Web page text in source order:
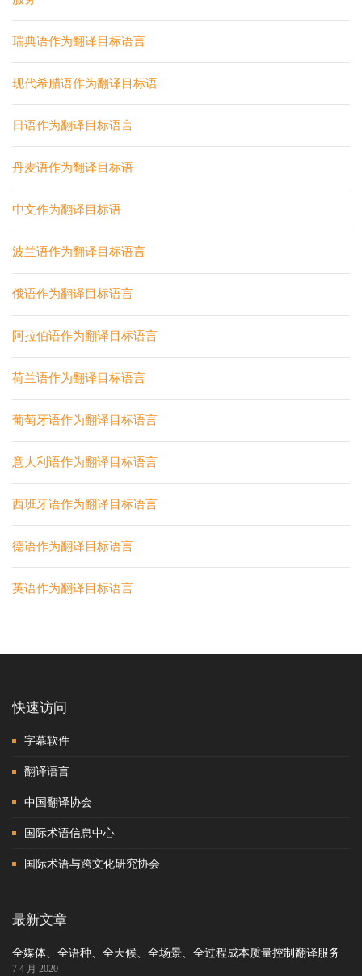
瑞典语作为翻译目标语言
现代希腊语作为翻译目标语
日语作为翻译目标语言
丹麦语作为翻译目标语
中文作为翻译目标语
波兰语作为翻译目标语言
俄语作为翻译目标语言
阿拉伯语作为翻译目标语言
荷兰语作为翻译目标语言
葡萄牙语作为翻译目标语言
意大利语作为翻译目标语言
西班牙语作为翻译目标语言
德语作为翻译目标语言
英语作为翻译目标语言
快速访问
字幕软件
翻译语言
中国翻译协会
国际术语信息中心
国际术语与跨文化研究协会
最新文章
全媒体、全语种、全天候、全场景、全过程成本质量控制翻译服务
7 4 月 2020